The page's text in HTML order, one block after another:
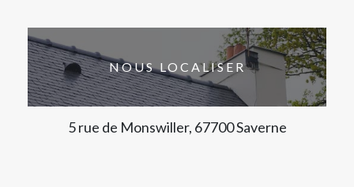
NOUS LOCALISER
5 rue de Monswiller, 67700 Saverne